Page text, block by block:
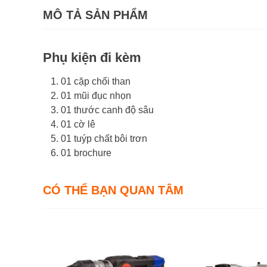
MÔ TẢ SẢN PHẨM
Phụ kiện đi kèm
01 cặp chổi than
01 mũi đục nhọn
01 thước canh độ sâu
01 cờ lê
01 tuýp chất bôi trơn
01 brochure
CÓ THỂ BẠN QUAN TÂM